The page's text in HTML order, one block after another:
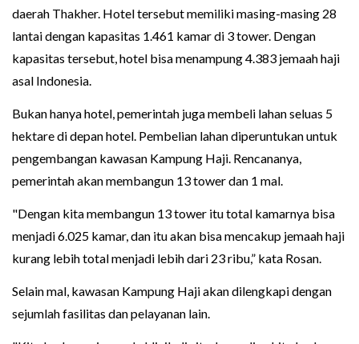
daerah Thakher. Hotel tersebut memiliki masing-masing 28
lantai dengan kapasitas 1.461 kamar di 3 tower. Dengan
kapasitas tersebut, hotel bisa menampung 4.383 jemaah haji
asal Indonesia.
Bukan hanya hotel, pemerintah juga membeli lahan seluas 5
hektare di depan hotel. Pembelian lahan diperuntukan untuk
pengembangan kawasan Kampung Haji. Rencananya,
pemerintah akan membangun 13 tower dan 1 mal.
"Dengan kita membangun 13 tower itu total kamarnya bisa
menjadi 6.025 kamar, dan itu akan bisa mencakup jemaah haji
kurang lebih total menjadi lebih dari 23 ribu,” kata Rosan.
Selain mal, kawasan Kampung Haji akan dilengkapi dengan
sejumlah fasilitas dan pelayanan lain.